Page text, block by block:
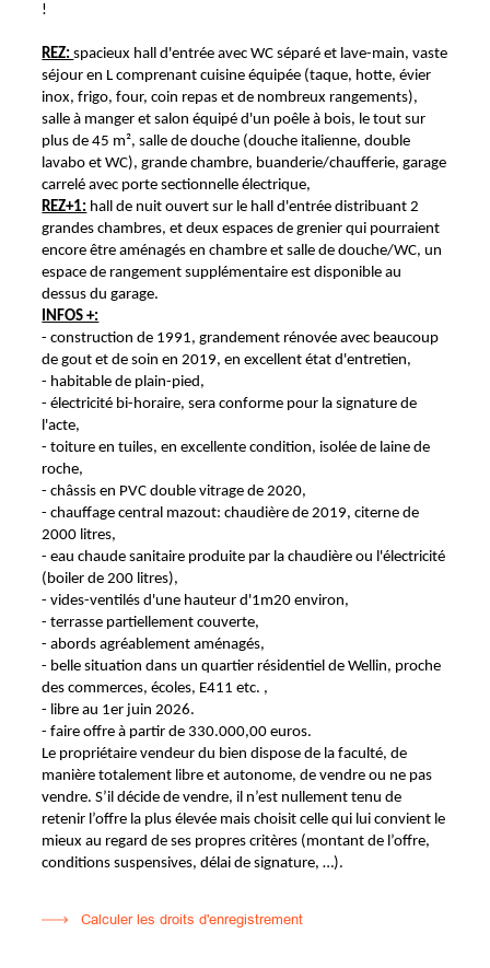
!
REZ:spacieux hall d'entrée avec WC séparé et lave-main, vaste
séjour en L comprenant cuisine équipée (taque, hotte, évier
inox, frigo, four, coin repas et de nombreux rangements),
salle à manger et salon équipé d'un poêle à bois, le tout sur
plus de 45 m², salle de douche (douche italienne, double
lavabo et WC), grande chambre, buanderie/chaufferie, garage
carrelé avec porte sectionnelle électrique,
REZ+1: hall de nuit ouvert sur le hall d'entrée distribuant 2
grandes chambres, et deux espaces de grenier qui pourraient
encore être aménagés en chambre et salle de douche/WC, un
espace de rangement supplémentaire est disponible au
dessus du garage.
INFOS +:
- construction de 1991, grandement rénovée avec beaucoup
de gout et de soin en 2019, en excellent état d'entretien,
- habitable de plain-pied,
- électricité bi-horaire, sera conforme pour la signature de
l'acte,
- toiture en tuiles, en excellente condition, isolée de laine de
roche,
- châssis en PVC double vitrage de 2020,
- chauffage central mazout: chaudière de 2019, citerne de
2000 litres,
- eau chaude sanitaire produite par la chaudière ou l'électricité
(boiler de 200 litres),
- vides-ventilés d'une hauteur d'1m20 environ,
- terrasse partiellement couverte,
- abords agréablement aménagés,
- belle situation dans un quartier résidentiel de Wellin, proche
des commerces, écoles, E411 etc. ,
- libre au 1er juin 2026.
- faire offre à partir de 330.000,00 euros.
Le propriétaire vendeur du bien dispose de la faculté, de
manière totalement libre et autonome, de vendre ou ne pas
vendre. S’il décide de vendre, il n’est nullement tenu de
retenir l’offre la plus élevée mais choisit celle qui lui convient le
mieux au regard de ses propres critères (montant de l’offre,
conditions suspensives, délai de signature, …).
Calculer les droits d'enregistrement